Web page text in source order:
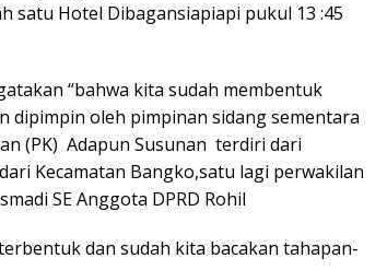
satu Hotel Dibagansiapiapi pukul 13 :45
“bahwa kita sudah membentuk
dipimpin oleh pimpinan sidang sementara
(PK) Adapun Susunan terdiri dari
Kecamatan Bangko,satu lagi perwakilan
SE Anggota DPRD Rohil
dan sudah kita bacakan tahapan-